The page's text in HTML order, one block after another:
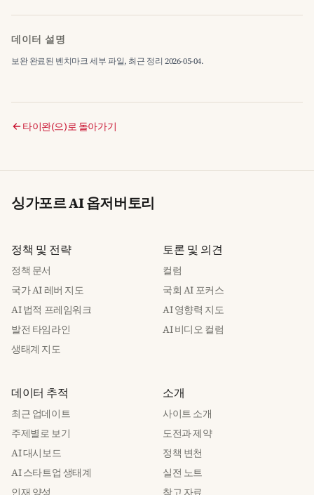
데이터 설명
보완 완료된 벤치마크 세부 파일, 최근 정리 2026-05-04.
타이완(으)로 돌아가기
싱가포르 AI 옵저버토리
정책 및 전략
정책 문서
국가 AI 레버 지도
AI 법적 프레임워크
발전 타임라인
생태계 지도
토론 및 의견
컬럼
국회 AI 포커스
AI 영향력 지도
AI 비디오 컬럼
데이터 추적
최근 업데이트
주제별로 보기
AI 대시보드
AI 스타트업 생태계
인재 양성
소개
사이트 소개
도전과 제약
정책 변천
실전 노트
참고 자료